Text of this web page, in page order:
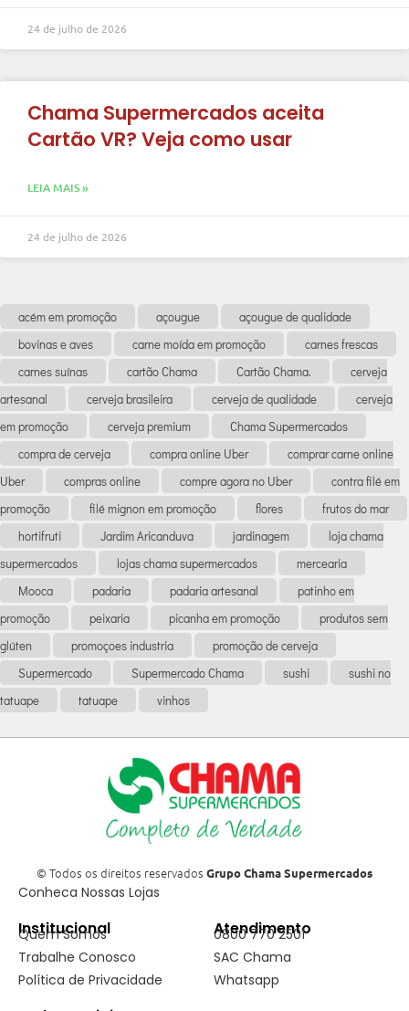
24 de julho de 2026
Chama Supermercados aceita
Cartão VR? Veja como usar
LEIA MAIS »
24 de julho de 2026
acém em promoção açougue
açougue de qualidade
bovinas e aves
carne moída em promoção
carnes frescas
carnes suínas
cartão Chama Cartão Chama.
cerveja
artesanal
cerveja brasileira cerveja de qualidade
cerveja
em promoção
cerveja premium
Chama Supermercados
compra de cerveja
compra online Uber
comprar carne online
Uber
compras online compre agora no Uber
contra filé em
promoção
filé mignon em promoção flores
frutos do mar
hortifruti
Jardim Aricanduva jardinagem
loja chama
supermercados
lojas chama supermercados
mercearia
Mooca
padaria padaria artesanal
patinho em
promoção
peixaria picanha em promoção
produtos sem
glúten
promoçoes industria
promoção de cerveja
Supermercado
Supermercado Chama sushi
sushi no
tatuape
tatuape vinhos
© Todos os direitos reservados Grupo Chama Supermercados
Conheca Nossas Lojas
Institucional
Quem Somos
Trabalhe Conosco
Política de Privacidade
Atendimento
0800 770 2501
SAC Chama
Whatsapp